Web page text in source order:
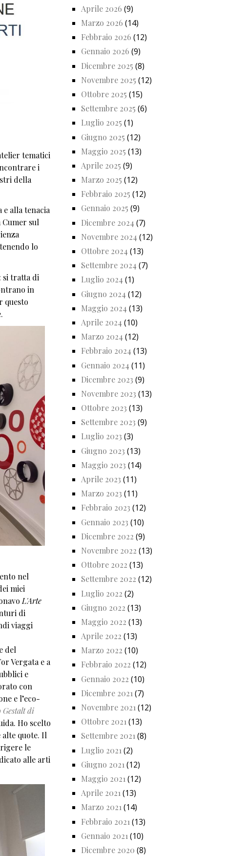
tematici
i
della
alla tenacia
sul
lo
si tratta di
in
questo
nel
miei
L'Arte
di
viaggi
del
Vergata e a
e
con
e l’eco-
Gestalt di
Ho scelto
alte quote. Il
le
alle arti
Aprile 2026 (9)
Marzo 2026 (14)
Febbraio 2026 (12)
Gennaio 2026 (9)
Dicembre 2025 (8)
Novembre 2025 (12)
Ottobre 2025 (15)
Settembre 2025 (6)
Luglio 2025 (1)
Giugno 2025 (12)
Maggio 2025 (13)
Aprile 2025 (9)
Marzo 2025 (12)
Febbraio 2025 (12)
Gennaio 2025 (9)
Dicembre 2024 (7)
Novembre 2024 (12)
Ottobre 2024 (13)
Settembre 2024 (7)
Luglio 2024 (1)
Giugno 2024 (12)
Maggio 2024 (13)
Aprile 2024 (10)
Marzo 2024 (12)
Febbraio 2024 (13)
Gennaio 2024 (11)
Dicembre 2023 (9)
Novembre 2023 (13)
Ottobre 2023 (13)
Settembre 2023 (9)
Luglio 2023 (3)
Giugno 2023 (13)
Maggio 2023 (14)
Aprile 2023 (11)
Marzo 2023 (11)
Febbraio 2023 (12)
Gennaio 2023 (10)
Dicembre 2022 (9)
Novembre 2022 (13)
Ottobre 2022 (13)
Settembre 2022 (12)
Luglio 2022 (2)
Giugno 2022 (13)
Maggio 2022 (13)
Aprile 2022 (13)
Marzo 2022 (10)
Febbraio 2022 (12)
Gennaio 2022 (10)
Dicembre 2021 (7)
Novembre 2021 (12)
Ottobre 2021(13)
Settembre 2021(8)
Luglio 2021 (2)
Giugno 2021 (12)
Maggio 2021 (12)
Aprile 2021 (13)
Marzo 2021(14)
Febbraio 2021 (13)
Gennaio 2021 (10)
Dicembre 2020 (8)